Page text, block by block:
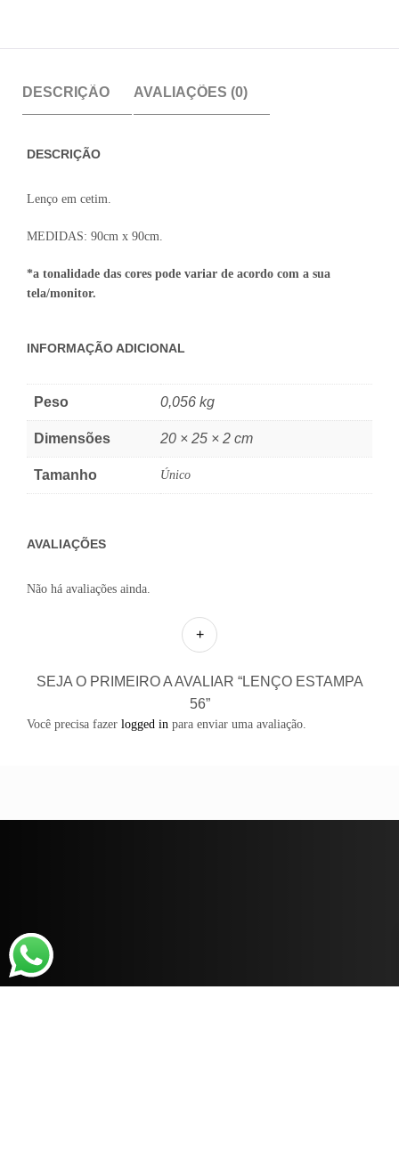
DESCRIÇÃO AVALIAÇÕES (0)
DESCRIÇÃO
Lenço em cetim.
MEDIDAS: 90cm x 90cm.
*a tonalidade das cores pode variar de acordo com a sua
tela/monitor.
INFORMAÇÃO ADICIONAL
Peso 0,056 kg
Dimensões 20 × 25 × 2 cm
Tamanho Único
AVALIAÇÕES
Não há avaliações ainda.
SEJA O PRIMEIRO A AVALIAR “LENÇO ESTAMPA
56”
Você precisa fazer logged in para enviar uma avaliação.